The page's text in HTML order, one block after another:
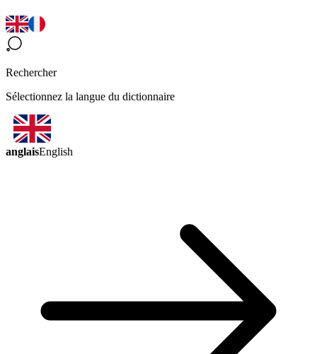
Rechercher
Sélectionnez la langue du dictionnaire
anglaisEnglish